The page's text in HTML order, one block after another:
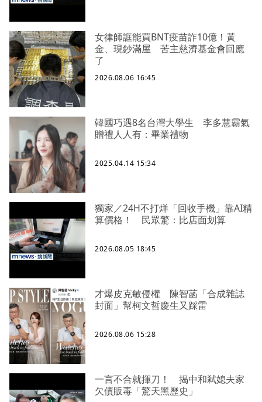
女律師誆能買BNT疫苗詐10億！黃
金、現鈔滿屋 苦主慈濟基金會回應
了
2026.08.06 16:45
韓國巧遇8名台灣大學生 李多慧霸氣
贈禮人人有：畢業禮物
2025.04.14 15:34
獨家／24H不打烊「回收手機」靠AI精
算價格！ 民眾驚：比店面划算
2026.08.05 18:45
才爆皮克敏侵權 陳智菡「合成雜誌
封面」幫柯文哲慶生又踩雷
2026.08.06 15:28
一言不合就揮刀！ 揭中和弒媳夫家
欠債販毒「驚天黑歷史」